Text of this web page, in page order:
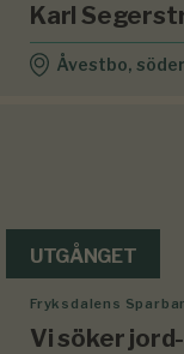
Karl
Åvestbo,
UTGÅNGET
Fryksdalens
Vi söker